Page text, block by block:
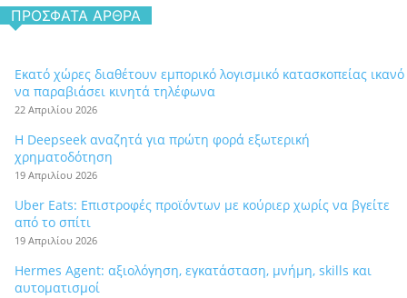
ΠΡΌΣΦΑΤΑ ΆΡΘΡΑ
Εκατό χώρες διαθέτουν εμπορικό λογισμικό κατασκοπείας ικανό
να παραβιάσει κινητά τηλέφωνα
22 Απριλίου 2026
Η Deepseek αναζητά για πρώτη φορά εξωτερική
χρηματοδότηση
19 Απριλίου 2026
Uber Eats: Επιστροφές προϊόντων με κούριερ χωρίς να βγείτε
από το σπίτι
19 Απριλίου 2026
Hermes Agent: αξιολόγηση, εγκατάσταση, μνήμη, skills και
αυτοματισμοί